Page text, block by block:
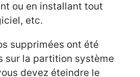
ou en installant tout
etc.
supprimées ont été
sur la partition système
devez éteindre le